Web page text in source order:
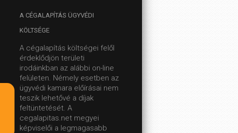
A CÉGALAPÍTÁS ÜGYVÉDI
KÖLTSÉGE
A cégalapítás költségei felől
érdeklődjön területi
irodáinkban az alábbi on-line
felületen. Némely esetben az
ügyvédi kamara előírásai nem
teszik lehetővé a díjak
feltüntetését. A
cegalapitas.net megyei
képviselői a legmagasabb